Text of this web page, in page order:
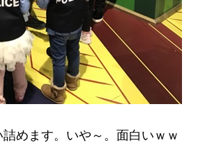
めます。いや～。面白いｗｗ